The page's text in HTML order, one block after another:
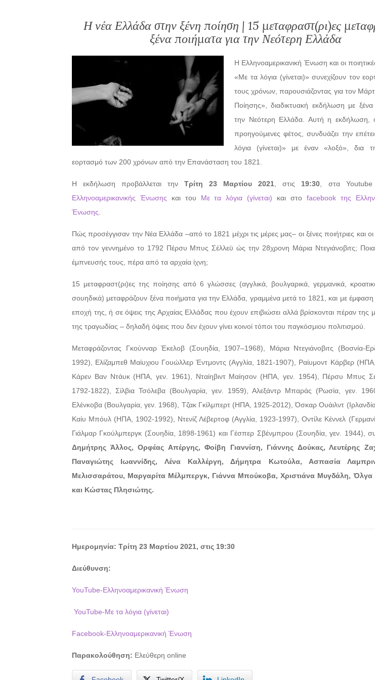
Η νέα Ελλάδα στην ξένη ποίηση | 15 μεταφραστ(ρι)ες
ξένα ποιήματα για την Νεότερη Ελλάδα
H Ελληνοαμερικανική Ένωση και οι
«Με τα λόγια (γίνεται)» συνεχίζουν τον
τους χρόνων, παρουσιάζοντας για τον
Ποίησης», διαδικτυακή εκδήλωση με
την Νεότερη Ελλάδα. Αυτή η εκδήλωση,
προηγούμενες φέτος, συνδυάζει την
λόγια (γίνεται)» με έναν «λοξό», δια
εορτασμό των 200 χρόνων από την Επανάσταση του 1821.
Η εκδήλωση προβάλλεται τηνΤρίτη 23 Μαρτίου 2021 , στις 19:30 , στα Youtube
Ελληνοαμερικανικής Ένωσης και του Με τα λόγια (γίνεται) και στο facebook της
Ένωσης
Πώς προσέγγισαν την Νέα Ελλάδα –από το 1821 μέχρι τις μέρες μας– οι ξένες ποιήτριες και οι
από τον γεννημένο το 1792 Πέρσυ Μπυς Σέλλεϋ ώς την 28χρονη Μάρια Ντεγιάνοβιτς;
έμπνευσής τους, πέρα από τα αρχαία ίχνη;
15 μεταφραστ(ρι)ες της ποίησης από 6 γλώσσες (αγγλικά, βουλγαρικά, γερμανικά,
σουηδικά) μεταφράζουν ξένα ποιήματα για την Ελλάδα, γραμμένα μετά το 1821, και με
εποχή της, ή σε όψεις της Αρχαίας Ελλάδας που έχουν επιβιώσει αλλά βρίσκονται πέραν της
της τραγωδίας – δηλαδή όψεις που δεν έχουν γίνει κοινοί τόποι του παγκόσμιου πολιτισμού.
Μεταφράζοντας Γκούνναρ Έκελοβ (Σουηδία, 1907–1968), Μάρια Ντεγιάνοβιτς (Βοσνία-
1992), Ελίζαμπεθ Μαίυχιου Γουώλλερ Έντμοντς (Αγγλία, 1821-1907), Ραίυμοντ Κάρβερ
Κάρεν Βαν Ντάυκ (ΗΠΑ, γεν. 1961), Νταίηβιντ Μαίησον (ΗΠΑ, γεν. 1954), Πέρσυ Μπυς
1792-1822), Σίλβια Τσόλεβα (Βουλγαρία, γεν. 1959), Αλεξάντρ Μπαράς (Ρωσία, γεν.
Ελένκοβα (Βουλγαρία, γεν. 1968), Τζακ Γκίλμπερτ (ΗΠΑ, 1925-2012), Όσκαρ Ουάιλντ
Καίυ Μπόυλ (ΗΠΑ, 1902-1992), Ντενίζ Λέβερτοφ (Αγγλία, 1923-1997), Οντίλε Κέννελ
Γιάλμαρ Γκούλμπεργκ (Σουηδία, 1898-1961) και Γέσπερ Σβένμπρου (Σουηδία, γεν. 1944),
Δημήτρης Άλλος, Ορφέας Απέργης, Φοίβη Γιαννίση, Γιάννης Δούκας, Λευτέρης
Παναγιώτης Ιωαννίδης, Λένα Καλλέργη, Δήμητρα Κωτούλα, Ασπασία
Μελισσαράτου, Μαργαρίτα Μέλμπεργκ, Γιάννα Μπούκοβα, Χριστιάνα Μυγδάλη,
και Κώστας Πλησιώτης.
Ημερομηνία: Τρίτη 23 Μαρτίου 2021, στις 19:30
Διεύθυνση:
YouTube-Ελληνοαμερικανική Ένωση
YouTube-Με τα λόγια (γίνεται)
Facebook-Ελληνοαμερικανική Ένωση
Παρακολούθηση: Ελεύθερη online